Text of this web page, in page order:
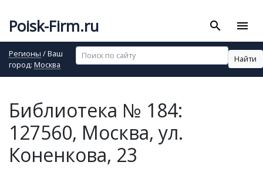
Poisk-Firm.ru search menu
Регионы / Ваш
город: Москва
Найти
Библиотека № 184:
127560, Москва, ул.
Коненкова, 23